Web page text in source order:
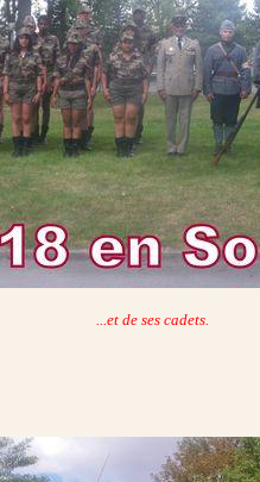
...et de ses cadets.